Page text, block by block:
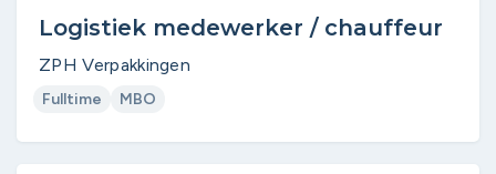
Logistiek medewerker / chauffeur
ZPH Verpakkingen
Fulltime MBO